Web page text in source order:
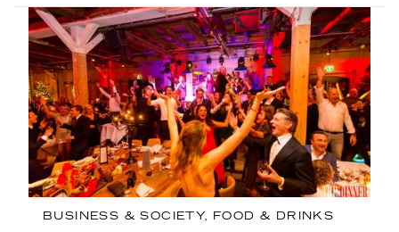
BUSINESS & SOCIETY, FOOD & DRINKS